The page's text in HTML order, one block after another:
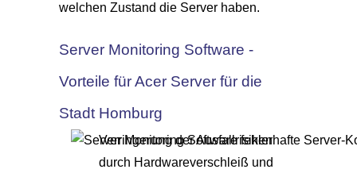
welchen Zustand die Server haben.
Server Monitoring Software -
Vorteile für Acer Server für die
Stadt Homburg
Verringerung der Ausfallrisiken
durch Hardwareverschleiß und